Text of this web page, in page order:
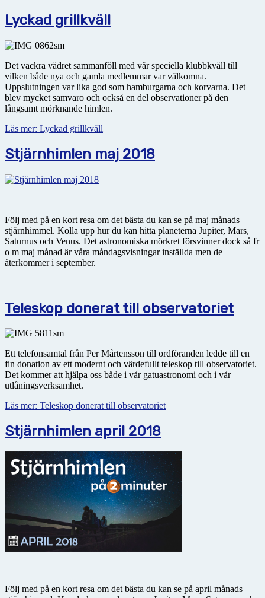
Lyckad grillkväll
Det vackra vädret sammanföll med vår speciella klubbkväll till
vilken både nya och gamla medlemmar var välkomna.
Uppslutningen var lika god som hamburgarna och korvarna. Det
blev mycket samvaro och också en del observationer på den
långsamt mörknande himlen.
Läs mer: Lyckad grillkväll
Stjärnhimlen maj 2018
Följ med på en kort resa om det bästa du kan se på maj månads
stjärnhimmel. Kolla upp hur du kan hitta planeterna Jupiter, Mars,
Saturnus och Venus. Det astronomiska mörkret försvinner dock så fr
o m maj månad är våra måndagsvisningar inställda men de
återkommer i september.
Teleskop donerat till observatoriet
Ett telefonsamtal från Per Mårtensson till ordföranden ledde till en
fin donation av ett modernt och värdefullt teleskop till observatoriet.
Det kommer att hjälpa oss både i vår gatuastronomi och i vår
utlåningsverksamhet.
Läs mer: Teleskop donerat till observatoriet
Stjärnhimlen april 2018
Följ med på en kort resa om det bästa du kan se på april månads